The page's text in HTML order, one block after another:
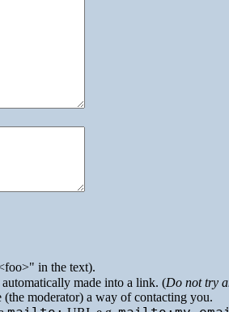
in the text).
made into a link. (Do not try
moderator) a way of contacting you.